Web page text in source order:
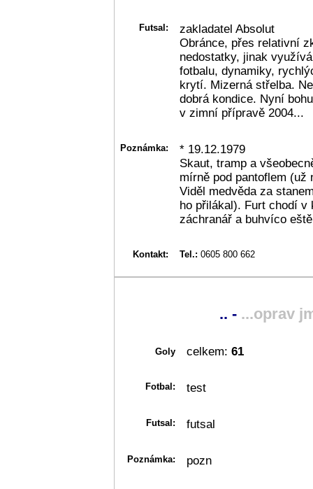
Futsal:
zakladatel Absolut
Obránce, přes relativní
nedostatky, jinak
fotbalu, dynamiky,
krytí. Mizerná střelba.
dobrá kondice. Nyní
v zimní přípravě 2004...
Poznámka:
* 19.12.1979
Skaut, tramp a
mírně pod pantoflem (už
Viděl medvěda za
ho přilákal). Furt chodí v
záchranář a buhvíco
Kontakt: Tel.: 0605 800 662
.. - ...oprav
Goly celkem: 61
Fotbal: test
Futsal: futsal
Poznámka: pozn